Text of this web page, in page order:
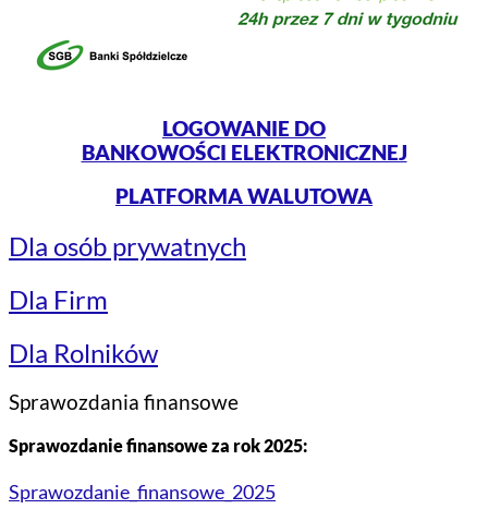
LOGOWANIE DO
BANKOWOŚCI ELEKTRONICZNEJ
PLATFORMA WALUTOWA
Dla osób prywatnych
Dla Firm
Dla Rolników
Sprawozdania finansowe
Sprawozdanie finansowe za rok 2025:
Sprawozdanie_finansowe_2025